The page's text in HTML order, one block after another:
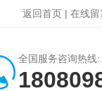
返回首页 | 在线留
全国服务咨询热线: